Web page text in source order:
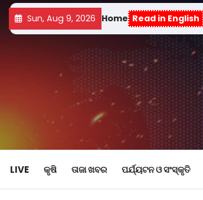
Sun, Aug 9, 2026 Home Read in English
LIVE କୃଷି ତାଜା ଖବର ପର୍ଯ୍ୟଟନ ଓ ସଂସ୍କୃତି